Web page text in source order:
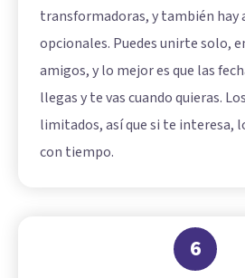
transformadoras, y también hay
opcionales. Puedes unirte solo,
amigos, y lo mejor es que las
llegas y te vas cuando quieras.
limitados, así que si te interesa,
con tiempo.
6